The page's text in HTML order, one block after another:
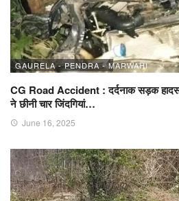
GAURELA - PENDRA - MARWAHI
CG Road Accident : दर्दनाक सड़क
ने छीनी चार जिंदगियां…
June 16, 2025